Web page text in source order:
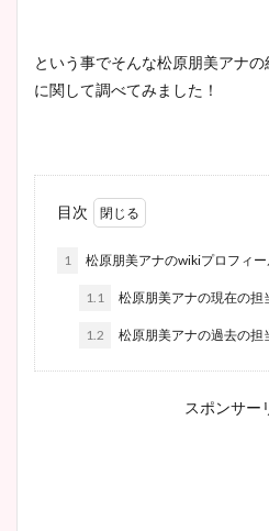
という事でそんな松原朋美アナ
に関して調べてみました！
目次
1 松原朋美アナのwikiプロフィ
1.1 松原朋美アナの現在の担
1.2 松原朋美アナの過去の担
スポンサー